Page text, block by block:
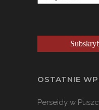
OSTATNIE
Perseidy w